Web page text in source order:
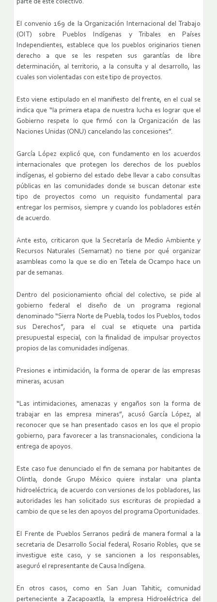
parte de este colectivo.
El convenio 169 de la Organización Internacional del Trabajo
(OIT) sobre Pueblos Indígenas y Tribales en Países
Independientes, establece que los pueblos originarios tienen
derecho a que se les respeten sus garantías de libre
determinación, al territorio, a la consulta y al desarrollo, las
cuales son violentadas con este tipo de proyectos.
Esto viene estipulado en el manifiesto del frente, en el cual se
indica que “la primera etapa de nuestra lucha es lograr que el
Gobierno respete lo que firmó con la Organización de las
Naciones Unidas (ONU) cancelando las concesiones”.
García López explicó que, con fundamento en los acuerdos
internacionales que protegen los derechos de los pueblos
indígenas, el gobierno del estado debe llevar a cabo consultas
públicas en las comunidades donde se buscan detonar este
tipo de proyectos como un requisito fundamental para
entregar los permisos, siempre y cuando los pobladores estén
de acuerdo.
Ante esto, criticaron que la Secretaría de Medio Ambiente y
Recursos Naturales (Semarnat) no tiene por qué organizar
asambleas como la que se dio en Tetela de Ocampo hace un
par de semanas.
Dentro del posicionamiento oficial del colectivo, se pide al
gobierno federal el diseño de un programa regional
denominado “Sierra Norte de Puebla, todos los Pueblos, todos
sus Derechos”, para el cual se etiquete una partida
presupuestal especial, con la finalidad de impulsar proyectos
propios de las comunidades indígenas.
Presiones e intimidación, la forma de operar de las empresas
mineras, acusan
“Las intimidaciones, amenazas y engaños son la forma de
trabajar en las empresa mineras”, acusó García López, al
reconocer que se han presentado casos en los que el propio
gobierno, para favorecer a las transnacionales, condiciona la
entrega de apoyos.
Este caso fue denunciado el fin de semana por habitantes de
Olintla, donde Grupo México quiere instalar una planta
hidroeléctrica; de acuerdo con versiones de los pobladores, las
autoridades les han solicitado sus escrituras de propiedad a
cambio de que se les den apoyos del programa Oportunidades.
El Frente de Pueblos Serranos pedirá de manera formal a la
secretaria de Desarrollo Social federal, Rosario Robles, que se
investigue este caso, y se sancionen a los responsables,
aseguró el representante de Causa Indígena.
En otros casos, como en San Juan Tahitic, comunidad
perteneciente a Zacapoaxtla, la empresa Hidroeléctrica del